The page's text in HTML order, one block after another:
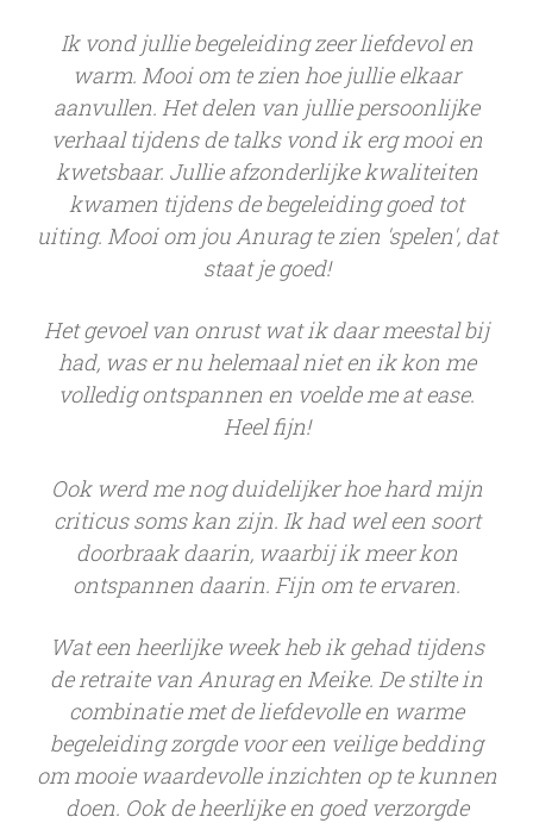
Ik vond jullie begeleiding zeer liefdevol en
warm. Mooi om te zien hoe jullie elkaar
aanvullen. Het delen van jullie persoonlijke
verhaal tijdens de talks vond ik erg mooi en
kwetsbaar. Jullie afzonderlijke kwaliteiten
kwamen tijdens de begeleiding goed tot
uiting. Mooi om jou Anurag te zien 'spelen', dat
staat je goed!
Het gevoel van onrust wat ik daar meestal bij
had, was er nu helemaal niet en ik kon me
volledig ontspannen en voelde me at ease.
Heel fijn!
Ook werd me nog duidelijker hoe hard mijn
criticus soms kan zijn. Ik had wel een soort
doorbraak daarin, waarbij ik meer kon
ontspannen daarin. Fijn om te ervaren.
Wat een heerlijke week heb ik gehad tijdens
de retraite van Anurag en Meike. De stilte in
combinatie met de liefdevolle en warme
begeleiding zorgde voor een veilige bedding
om mooie waardevolle inzichten op te kunnen
doen. Ook de heerlijke en goed verzorgde